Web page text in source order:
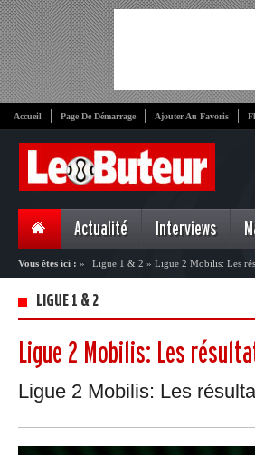
Accueil Page De Démarrage Ajouter Au Favoris
Actualité Interviews
Vous êtes ici : » Ligue 1 & 2 » Ligue 2 Mobilis: Les
LIGUE 1 & 2
Ligue 2 Mobilis: Les
Ligue 2 Mobilis: Les